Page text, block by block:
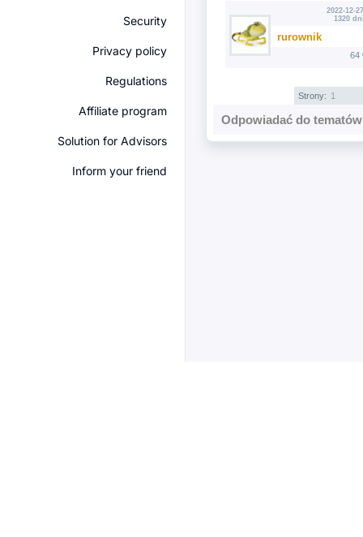
Security
Privacy policy
Regulations
Affiliate program
Solution for Advisors
Inform your friend
2022-12-
1320
rurownik
64
Strony: 1
Odpowiadać do